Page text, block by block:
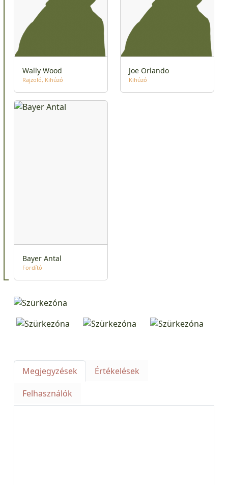
Wally Wood
Rajzoló Kihúzó
Joe Orlando
Kihúzó
Bayer Antal
Fordító
Megjegyzések
Értékelések
Felhasználók